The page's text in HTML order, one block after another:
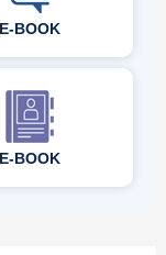
E-BOOK
E-BOOK